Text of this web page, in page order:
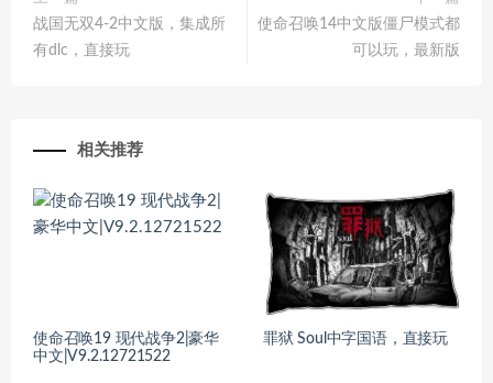
战国无双4-2中文版，集成所
有dlc，直接玩
使命召唤14中文版僵尸模式都
可以玩，最新版
相关推荐
使命召唤19 现代战争2|豪华
中文|V9.2.12721522
罪狱 Soul中字国语，直接玩